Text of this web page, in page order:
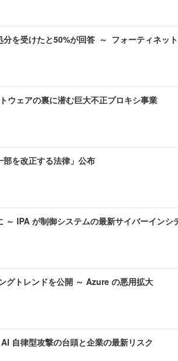
分を受けたと50%が回答 ～ フォーティネッ
ウェアの裏に潜む巨大不正プロキシ事業
部を改正する法律」公布
～ IPA が制御システムの最新サイバーインシ
グトレンドを公開 ～ Azure の悪用拡大
自律型攻撃の台頭と企業の最新リスク